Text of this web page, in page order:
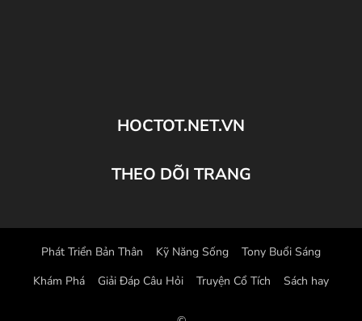
HOCTOT.NET.VN
THEO DÕI TRANG
Phát Triển Bản Thân Kỹ Năng Sống
Tony Buổi Sáng
Khám Phá
Giải Đáp Câu Hỏi Truyện Cổ Tích Sách hay